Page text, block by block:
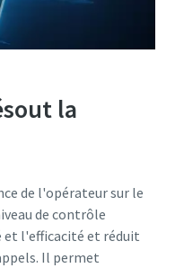
la
de l'opérateur sur le
de contrôle
et l'efficacité et réduit
Il permet